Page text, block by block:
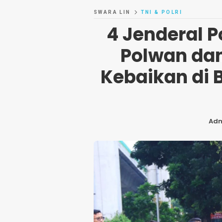
SWARA LIN TNI & POLRI
4 Jenderal
Polwan
Kebaikan di